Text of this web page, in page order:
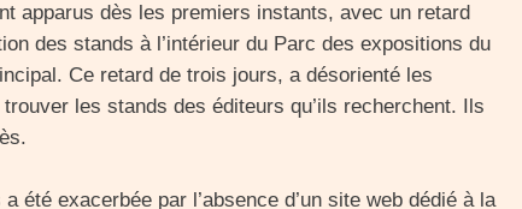
apparus dès les premiers instants, avec un retard
des stands à l’intérieur du Parc des expositions du
Ce retard de trois jours, a désorienté les
les stands des éditeurs qu’ils recherchent. Ils
été exacerbée par l’absence d’un site web dédié à la